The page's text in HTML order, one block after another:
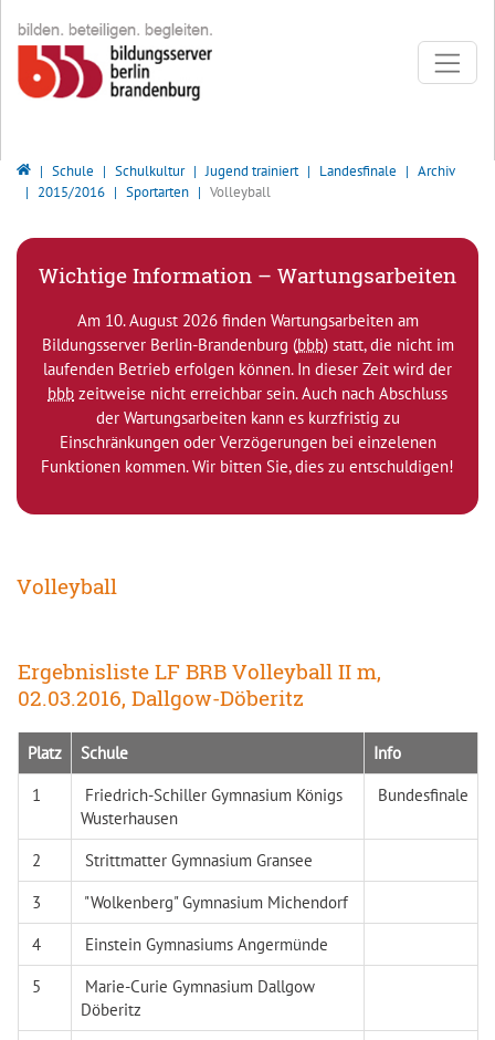
Bildungsserver Berlin - Brandenburg
Schule Schulkultur Jugend trainiert Landesfinale
Archiv
2015/2016
Sportarten Volleyball
Wichtige Information – Wartungsarbeiten
Am 10. August 2026 finden Wartungsarbeiten am
Bildungsserver Berlin-Brandenburg (bbb) statt, die nicht im
laufenden Betrieb erfolgen können. In dieser Zeit wird der
bbb zeitweise nicht erreichbar sein. Auch nach Abschluss
der Wartungsarbeiten kann es kurzfristig zu
Einschränkungen oder Verzögerungen bei einzelenen
Funktionen kommen. Wir bitten Sie, dies zu entschuldigen!
Volleyball
Ergebnisliste LF BRB Volleyball II m,
02.03.2016, Dallgow-Döberitz
Platz Schule
Info
1
Friedrich-Schiller Gymnasium Königs
Wusterhausen
Bundesfinale
2
Strittmatter Gymnasium Gransee
3
"Wolkenberg" Gymnasium Michendorf
4
Einstein Gymnasiums Angermünde
5
Marie-Curie Gymnasium Dallgow
Döberitz